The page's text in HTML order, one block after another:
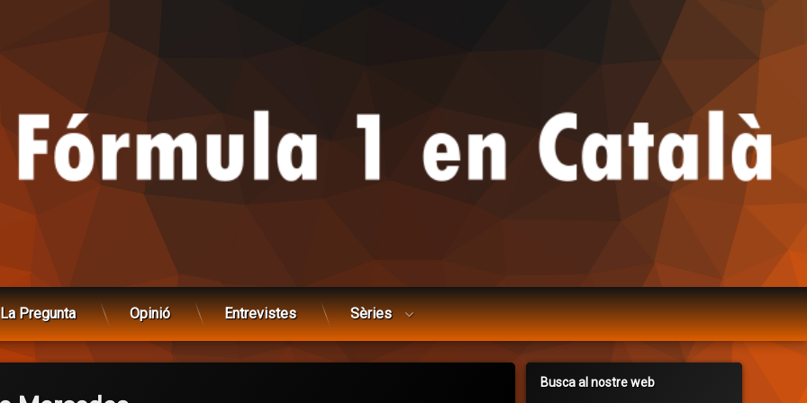
La Pregunta Opinió Entrevistes Sèries
Busca al nostre web